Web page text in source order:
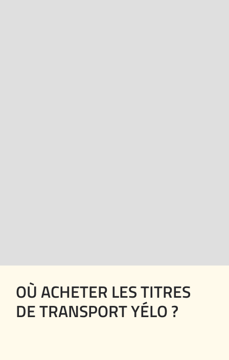
OÙ ACHETER LES TITRES
DE TRANSPORT YÉLO ?